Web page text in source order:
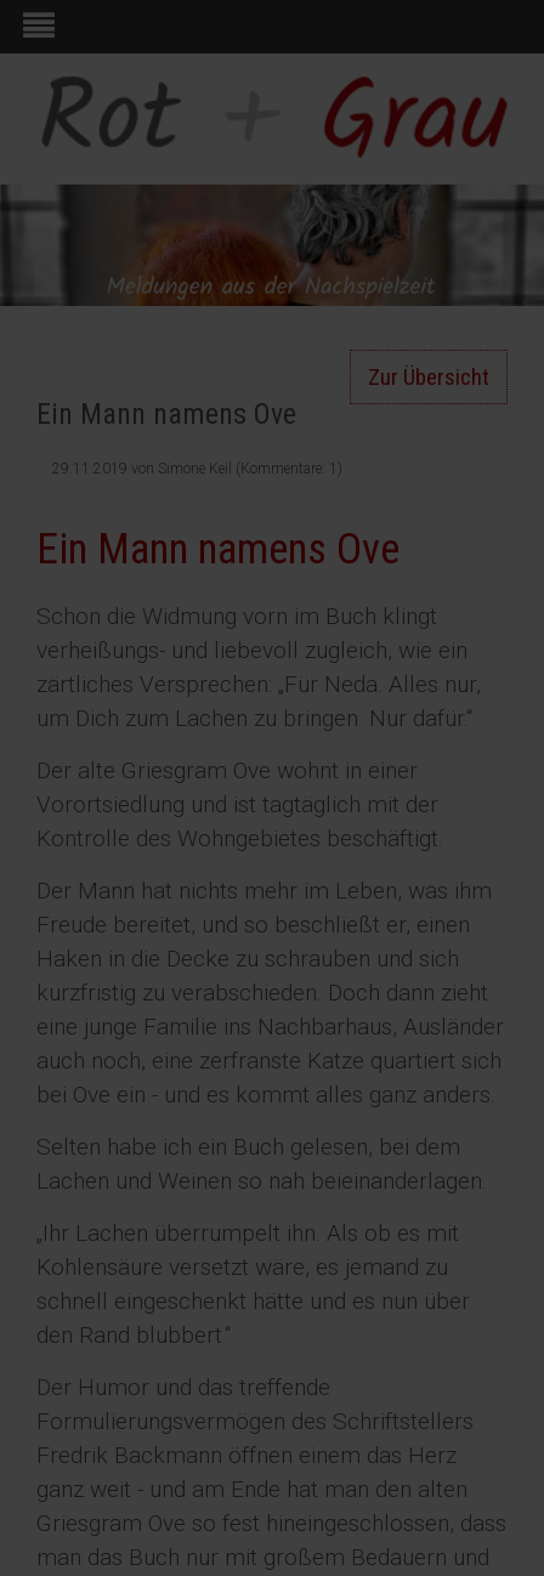
Zur Übersicht
Ein Mann namens Ove
29.11.2019 von Simone Keil (Kommentare: 1)
Ein Mann namens Ove
Schon die Widmung vorn im Buch klingt
verheißungs- und liebevoll zugleich, wie ein
zärtliches Versprechen: „Für Neda. Alles nur,
um Dich zum Lachen zu bringen. Nur dafür.“
Der alte Griesgram Ove wohnt in einer
Vorortsiedlung und ist tagtäglich mit der
Kontrolle des Wohngebietes beschäftigt.
Der Mann hat nichts mehr im Leben, was ihm
Freude bereitet, und so beschließt er, einen
Haken in die Decke zu schrauben und sich
kurzfristig zu verabschieden. Doch dann zieht
eine junge Familie ins Nachbarhaus, Ausländer
auch noch, eine zerfranste Katze quartiert sich
bei Ove ein - und es kommt alles ganz anders.
Selten habe ich ein Buch gelesen, bei dem
Lachen und Weinen so nah beieinanderlagen.
„Ihr Lachen überrumpelt ihn. Als ob es mit
Kohlensäure versetzt wäre, es jemand zu
schnell eingeschenkt hätte und es nun über
den Rand blubbert.“
Der Humor und das treffende
Formulierungsvermögen des Schriftstellers
Fredrik Backmann öffnen einem das Herz
ganz weit - und am Ende hat man den alten
Griesgram Ove so fest hineingeschlossen, dass
man das Buch nur mit großem Bedauern und